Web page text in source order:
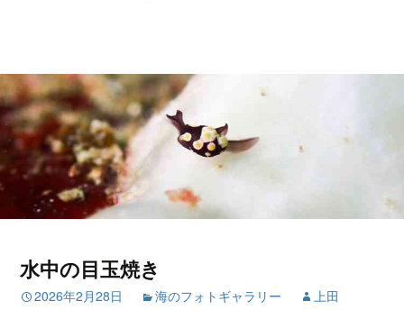
水中の目玉焼き
2026年2月28日 海のフォトギャラリー 上田